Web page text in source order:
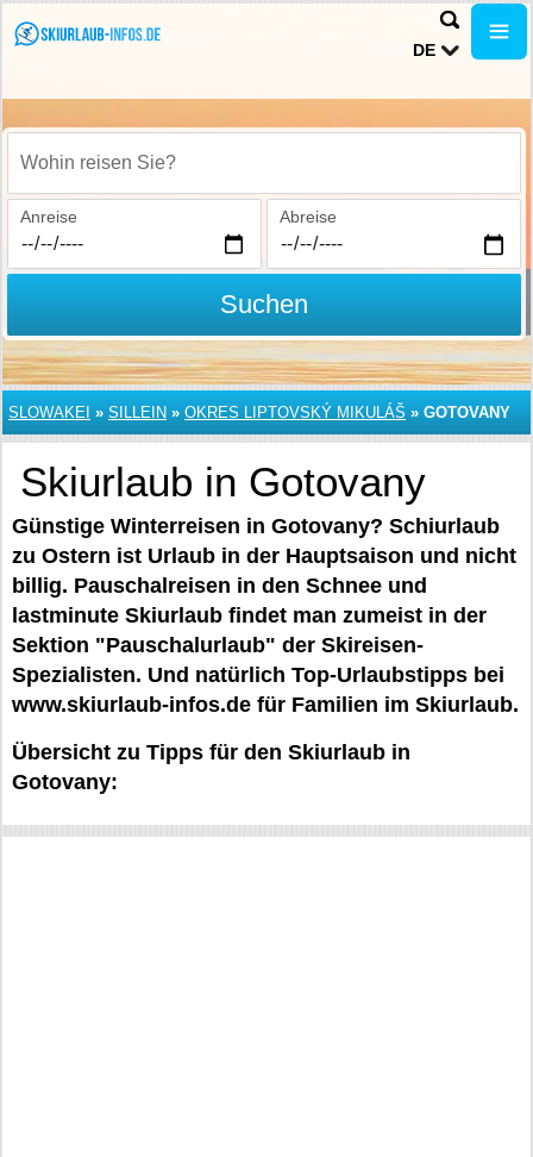
DE
Wohin reisen Sie?
Anreise Abreise
Suchen
SLOWAKEI » SILLEIN » OKRES LIPTOVSKÝ MIKULÁŠ » GOTOVANY
Skiurlaub in Gotovany
Günstige Winterreisen in Gotovany? Schiurlaub
zu Ostern ist Urlaub in der Hauptsaison und nicht
billig. Pauschalreisen in den Schnee und
lastminute Skiurlaub findet man zumeist in der
Sektion "Pauschalurlaub" der Skireisen-
Spezialisten. Und natürlich Top-Urlaubstipps bei
www.skiurlaub-infos.de für Familien im Skiurlaub.
Übersicht zu Tipps für den Skiurlaub in
Gotovany: